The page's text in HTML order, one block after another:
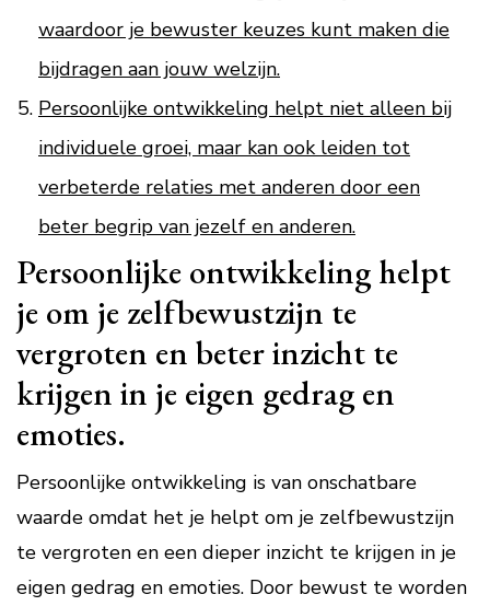
waardoor je bewuster keuzes kunt maken die
bijdragen aan jouw welzijn.
Persoonlijke ontwikkeling helpt niet alleen bij
individuele groei, maar kan ook leiden tot
verbeterde relaties met anderen door een
beter begrip van jezelf en anderen.
Persoonlijke ontwikkeling helpt
je om je zelfbewustzijn te
vergroten en beter inzicht te
krijgen in je eigen gedrag en
emoties.
Persoonlijke ontwikkeling is van onschatbare
waarde omdat het je helpt om je zelfbewustzijn
te vergroten en een dieper inzicht te krijgen in je
eigen gedrag en emoties. Door bewust te worden